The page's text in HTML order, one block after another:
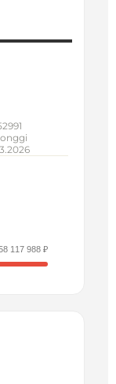
117 988 ₽